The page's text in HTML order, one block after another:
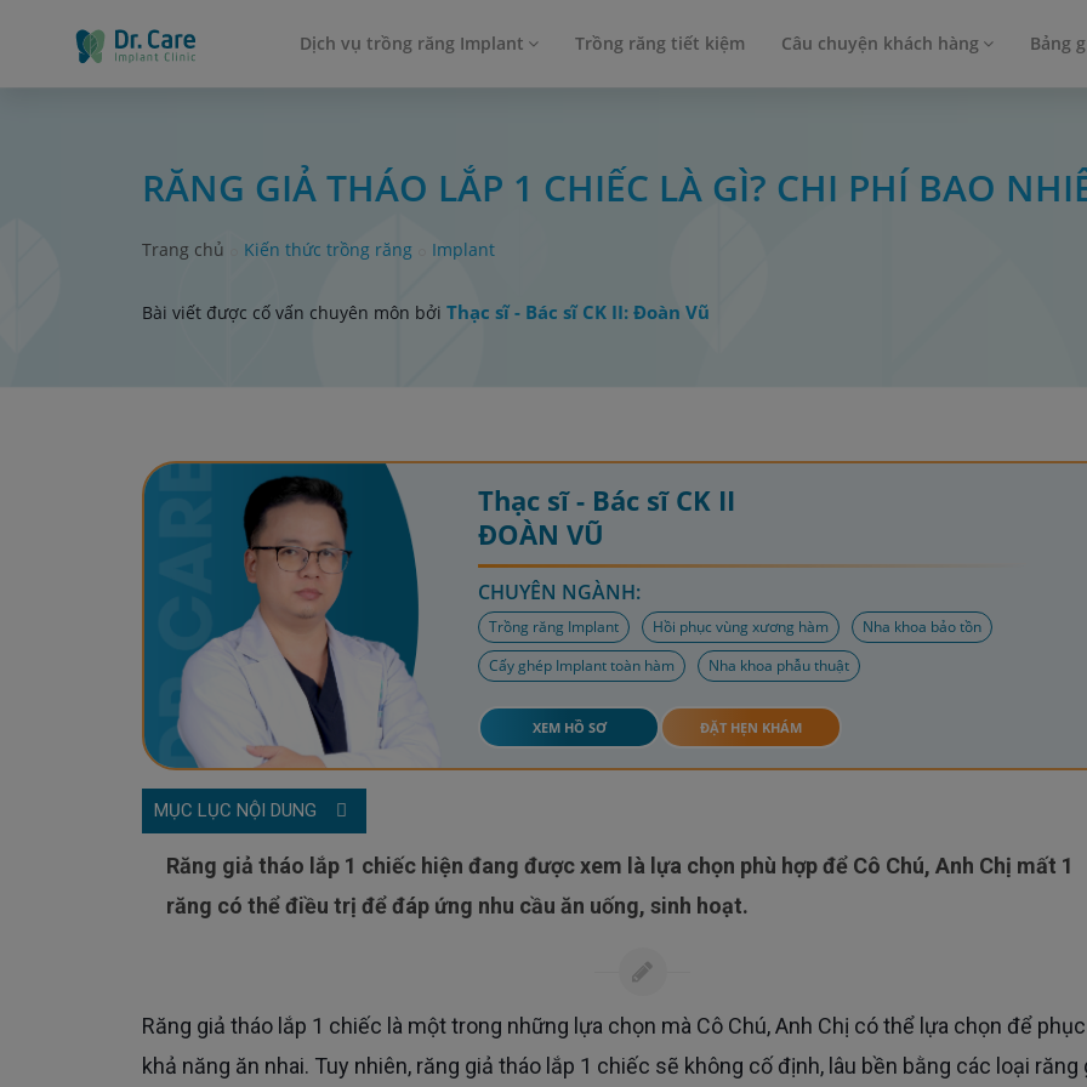
Dịch vụ trồng răng Implant Trồng răng tiết kiệm Câu chuyện khách hàng Bảng
RĂNG GIẢ THÁO LẮP 1 CHIẾC LÀ GÌ? CHI PHÍ BAO
Trang chủ Kiến thức trồng răng Implant
Bài viết được cố vấn chuyên môn bởi Thạc sĩ - Bác sĩ CK II: Đoàn Vũ
Thạc sĩ - Bác sĩ CK II
ĐOÀN VŨ
CHUYÊN NGÀNH:
Trồng răng Implant Hồi phục vùng xương hàm
Nha khoa bảo tồn
Cấy ghép Implant toàn hàm
Nha khoa phẫu thuật
XEM HỒ SƠ ĐẶT HẸN KHÁM
MỤC LỤC NỘI DUNG
Răng giả tháo lắp 1 chiếc hiện đang được xem là lựa chọn phù hợp để Cô Chú, Anh Chị mất 1
răng có thể điều trị để đáp ứng nhu cầu ăn uống, sinh hoạt.
Răng giả tháo lắp 1 chiếc là một trong những lựa chọn mà Cô Chú, Anh Chị có thể lựa chọn để phục hồi
khả năng ăn nhai. Tuy nhiên, răng giả tháo lắp 1 chiếc sẽ không cố định, lâu bền bằng các loại răng